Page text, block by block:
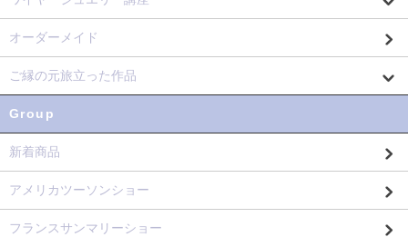
オーダーメイド
ご縁の元旅立った作品
Group
新着商品
アメリカツーソンショー
フランスサンマリーショー